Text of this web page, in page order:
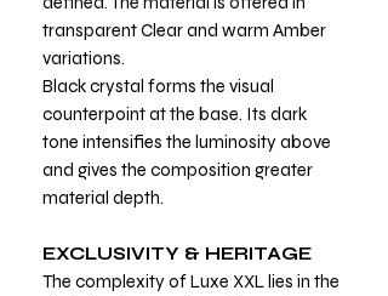
transparent Clear and warm Amber
variations.
Black crystal forms the visual
counterpoint at the base. Its dark
tone intensifies the luminosity above
and gives the composition greater
material depth.
EXCLUSIVITY & HERITAGE
The complexity of Luxe XXL lies in the